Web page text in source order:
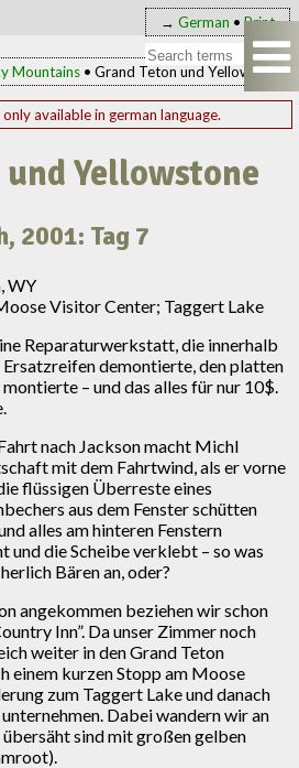
→ German • Print
Mountains• Grand Teton und Yellowstone
available in german language.
Yellowstone
2001: Tag 7
WY
Visitor Center; Taggert Lake
Reparaturwerkstatt, die innerhalb
demontierte, den platten
– und das alles für nur 10$.
nach Jackson macht Michl
mit dem Fahrtwind, als er vorne
flüssigen Überreste eines
aus dem Fenster schütten
alles am hinteren Fenstern
und die Scheibe verklebt – so was
Bären an, oder?
angekommen beziehen wir schon
Inn”. Da unser Zimmer noch
weiter in den Grand Teton
einem kurzen Stopp am Moose
zum Taggert Lake und danach
Dabei wandern wir an
sind mit großen gelben